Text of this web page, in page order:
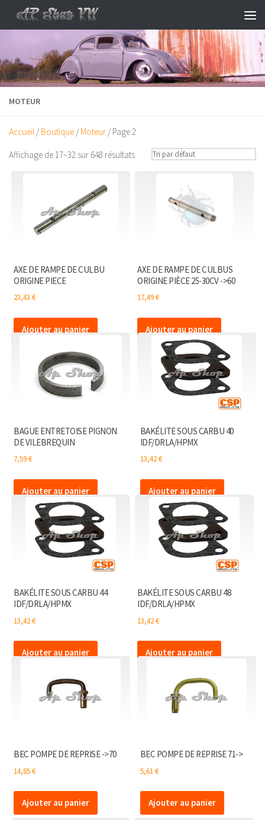
Skip to content
MOTEUR
Accueil / Boutique / Moteur / Page 2
Affichage de 17–32 sur 648 résultats
AXE DE RAMPE DE CULBU
ORIGINE PIECE
23,43€
Ajouter au panier
AXE DE RAMPE DE CULBUS
ORIGINE PIÈCE 25-30CV ->60
17,49€
Ajouter au panier
BAGUE ENTRETOISE PIGNON
DE VILEBREQUIN
7,59€
Ajouter au panier
BAKÉLITE SOUS CARBU 40
IDF/DRLA/HPMX
13,42€
Ajouter au panier
BAKÉLITE SOUS CARBU 44
IDF/DRLA/HPMX
13,42€
Ajouter au panier
BAKÉLITE SOUS CARBU 48
IDF/DRLA/HPMX
13,42€
Ajouter au panier
BEC POMPE DE REPRISE ->70
14,85€
Ajouter au panier
BEC POMPE DE REPRISE 71->
5,61€
Ajouter au panier